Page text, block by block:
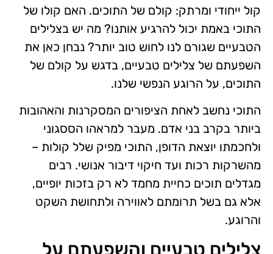
קול ייחודי ומרתק: קולם של התוכים. האם קולו של
התוכי באמת יכול להרגיע אותנו? מה יש בצלילים
הטבעיים שגורם לנו לחוש טוב יותר? נבחן כאן את
השפעתם של צלילים טבעיים, בדגש על קולם של
התוכים, על הרוגע הנפשי שלנו.
התוכי נחשב לאחת הציפורים המסקרנות והאהובות
ביותר בקרב בני אדם. מעבר למראהו הססגוני
ולחכמתו יוצאת הדופן, התוכי מפיק שלל קולות –
מהשרקות רכות ועד חיקוי דיבור אנושי. רבים
מגדלים תוכים כחיית מחמד לא רק בזכות יופיים,
אלא גם בשל תרומתם לאווירה ולתחושת השקט
והרוגע.
צלילים טבעיים והשפעתם על